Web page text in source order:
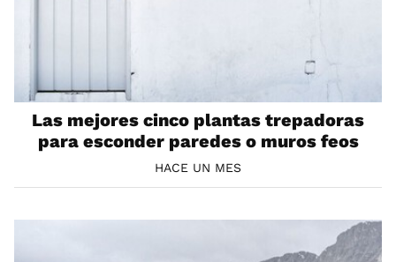
Las mejores cinco plantas trepadoras
para esconder paredes o muros feos
HACE UN MES